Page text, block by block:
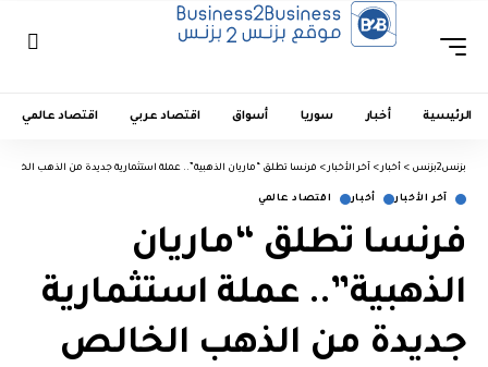
الرئيسية أخبار سوريا أسواق اقتصاد عربي اقتصاد عالمي
بزنس2بزنس > أخبار > آخر الأخبار > فرنسا تطلق “ماريان الذهبية”.. عملة استثمارية جديدة من الذهب الخالص
آخر الأخبار أخبار اقتصاد عالمي
فرنسا تطلق “ماريان
الذهبية”.. عملة استثمارية
جديدة من الذهب الخالص